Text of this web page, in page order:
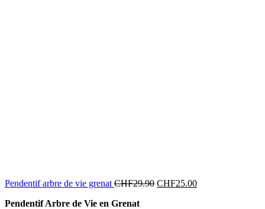
Pendentif arbre de vie grenat CHF29.90 Le
CHF25.00Le
Pendentif Arbre de Vie en Grenat